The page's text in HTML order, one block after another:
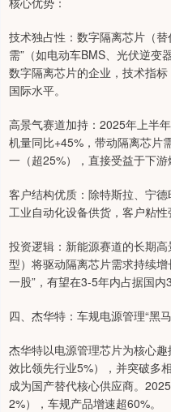
技术独占性：数字隔离芯片（
需”（如电动车BMS、光伏逆变
数字隔离芯片的企业，技术指
国际水平。
高景气赛道加持：2025年上半
机量同比+45%，带动隔离芯片
一（超25%），直接受益于下游
客户结构优质：除特斯拉、宁
工业自动化设备供货，客户粘性
投资逻辑：新能源赛道的长期
型）将驱动隔离芯片需求持续
一股”，有望在3-5年内占据国内
四、杰华特：车规电源管理“黑
杰华特以电源管理芯片为核心
效比领先行业5%），并突破多
成为国产替代核心供应商。
2%），车规产品增速超60%。